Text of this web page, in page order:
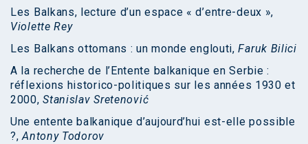
Les Balkans, lecture d’un espace « d’entre-deux »,
Violette Rey
Les Balkans ottomans : un monde englouti,Faruk Bilici
A la recherche de l’Entente balkanique en Serbie :
réflexions historico-politiques sur les années 1930 et
2000,Stanislav Sretenović
Une entente balkanique d’aujourd’hui est-elle possible
?,Antony Todorov